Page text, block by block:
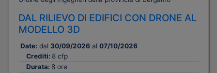
DAL RILIEVO DI EDIFICI CON DRONE AL
MODELLO 3D
Date: dal 30/09/2026 al 07/10/2026
Crediti: 8 cfp
Durata: 8 ore